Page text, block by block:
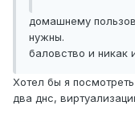
домашнему
нужны.
баловство и никак
Хотел бы я
два днс,